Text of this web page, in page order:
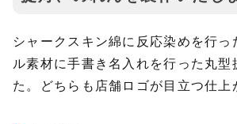
シャークスキン綿に反応染めを行
ル素材に手書き名入れを行った丸型
た。どちらも店舗ロゴが目立つ仕上